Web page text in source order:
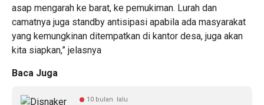
asap mengarah ke barat, ke pemukiman. Lurah dan
camatnya juga standby antisipasi apabila ada masyarakat
yang kemungkinan ditempatkan di kantor desa, juga akan
kita siapkan,” jelasnya
Baca Juga
10 bulan lalu